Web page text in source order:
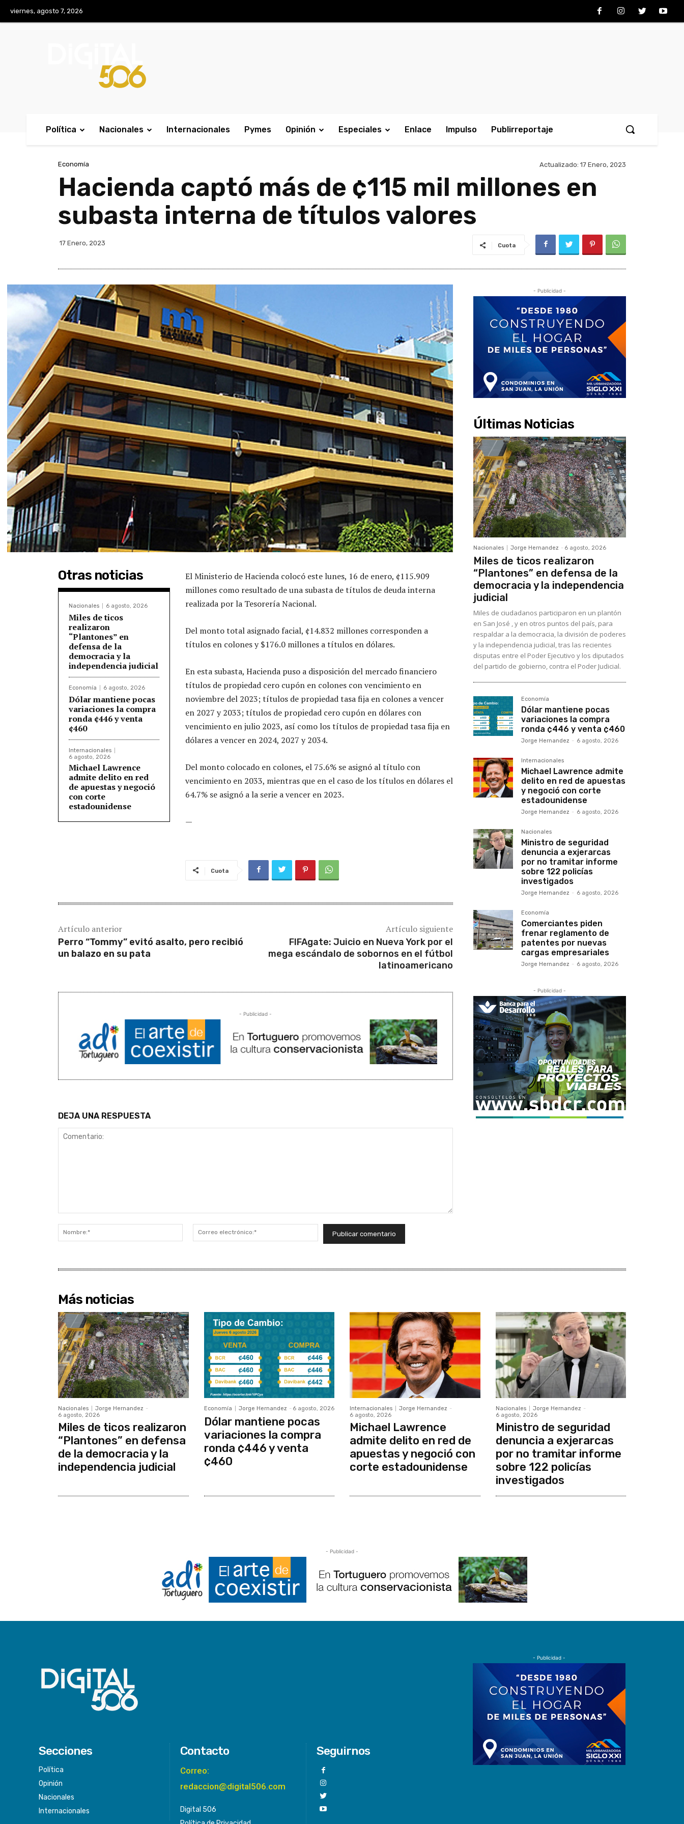
viernes, agosto 7, 2026
Política Nacionales Internacionales Pymes Opinión Especiales Enlace Impulso Publirreportaje
Economía Actualizado: 17 Enero, 2023
Hacienda captó más de ¢115 mil millones en
subasta interna de títulos valores
17 Enero, 2023 Cuota
Otras noticias
Nacionales 6 agosto, 2026
Miles de ticos
realizaron
“Plantones” en
defensa de la
democracia y la
independencia judicial
Economía 6 agosto, 2026
Dólar mantiene pocas
variaciones la compra
ronda ¢446 y venta
¢460
Internacionales
6 agosto, 2026
Michael Lawrence
admite delito en red
de apuestas y negoció
con corte
estadounidense
El Ministerio de Hacienda colocó este lunes, 16 de enero, ¢115.909
millones como resultado de una subasta de títulos de deuda interna
realizada por la Tesorería Nacional.
Del monto total asignado facial, ¢14.832 millones corresponden a
títulos en colones y $176.0 millones a títulos en dólares.
En esta subasta, Hacienda puso a disposición del mercado financiero
títulos de propiedad cero cupón en colones con vencimiento en
noviembre del 2023; títulos de propiedad tasa fija en colones a vencer
en 2027 y 2033; títulos de propiedad cero cupón en dólares con
vencimiento en julio 2023, así como los títulos de propiedad tasa fija en
dólares a vencer en 2024, 2027 y 2034.
Del monto colocado en colones, el 75.6% se asignó al título con
vencimiento en 2033, mientras que en el caso de los títulos en dólares el
64.7% se asignó a la serie a vencer en 2023.
—
Cuota
Artículo anterior
Perro “Tommy” evitó asalto, pero recibió
un balazo en su pata
Artículo siguiente
FIFAgate: Juicio en Nueva York por el
mega escándalo de sobornos en el fútbol
latinoamericano
- Publicidad -
DEJA UNA RESPUESTA
Nombre:*
electrónico:*
- Publicidad -
Últimas Noticias
Nacionales Jorge Hernandez - 6 agosto, 2026
Miles de ticos realizaron
“Plantones” en defensa de la
democracia y la independencia
judicial
Miles de ciudadanos participaron en un plantón
en San José , y en otros puntos del país, para
respaldar a la democracia, la división de poderes
y la independencia judicial, tras las recientes
disputas entre el Poder Ejecutivo y los diputados
del partido de gobierno, contra el Poder Judicial.
Economía
Dólar mantiene pocas
variaciones la compra
ronda ¢446 y venta ¢460
Jorge Hernandez - 6 agosto, 2026
Internacionales
Michael Lawrence admite
delito en red de apuestas
y negoció con corte
estadounidense
Jorge Hernandez - 6 agosto, 2026
Nacionales
Ministro de seguridad
denuncia a exjerarcas
por no tramitar informe
sobre 122 policías
investigados
Jorge Hernandez - 6 agosto, 2026
Economía
Comerciantes piden
frenar reglamento de
patentes por nuevas
cargas empresariales
Jorge Hernandez - 6 agosto, 2026
- Publicidad -
Más noticias
Nacionales Jorge Hernandez -
6 agosto, 2026
Miles de ticos realizaron
“Plantones” en defensa
de la democracia y la
independencia judicial
Economía Jorge Hernandez - 6 agosto, 2026
Dólar mantiene pocas
variaciones la compra
ronda ¢446 y venta
¢460
Internacionales Jorge Hernandez -
6 agosto, 2026
Michael Lawrence
admite delito en red de
apuestas y negoció con
corte estadounidense
Nacionales Jorge Hernandez -
6 agosto, 2026
Ministro de seguridad
denuncia a exjerarcas
por no tramitar informe
sobre 122 policías
investigados
- Publicidad -
Secciones
Política
Opinión
Nacionales
Internacionales
Contacto
Correo:
redaccion@digital506.com
Digital 506
Seguirnos
- Publicidad -